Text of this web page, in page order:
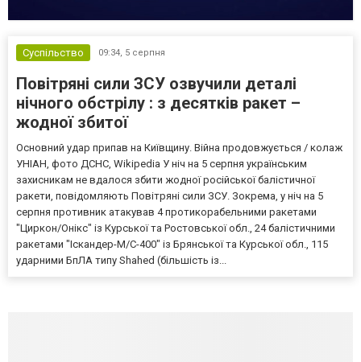
Суспільство 09:34, 5 серпня
Повітряні сили ЗСУ озвучили деталі
нічного обстрілу : з десятків ракет –
жодної збитої
Основний удар припав на Київщину. Війна продовжується / колаж
УНІАН, фото ДСНС, Wikipedia У ніч на 5 серпня українським
захисникам не вдалося збити жодної російської балістичної
ракети, повідомляють Повітряні сили ЗСУ. Зокрема, у ніч на 5
серпня противник атакував 4 протикорабельними ракетами
"Циркон/Онікс" із Курської та Ростовської обл., 24 балістичними
ракетами "Іскандер-М/С-400" із Брянської та Курської обл., 115
ударними БпЛА типу Shahed (більшість із...